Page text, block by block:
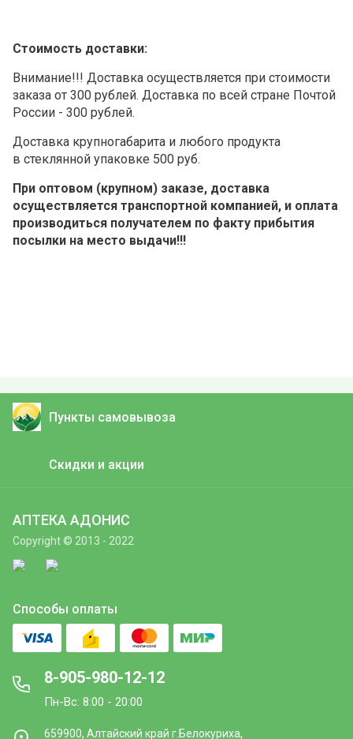
Стоимость доставки:
Внимание!!! Доставка осуществляется при стоимости
заказа от 300 рублей. Доставка по всей стране Почтой
России - 300 рублей.
Доставка крупногабарита и любого продукта
в стеклянной упаковке 500 руб.
При оптовом (крупном) заказе, доставка
осуществляется транспортной компанией, и оплата
производиться получателем по факту прибытия
посылки на место выдачи!!!
Пункты самовывоза
Скидки и акции
АПТЕКА АДОНИС
Copyright © 2013 - 2022
Способы оплаты
8-905-980-12-12
Пн-Вс: 8:00 - 20:00
659900, Алтайский край г.Белокуриха,